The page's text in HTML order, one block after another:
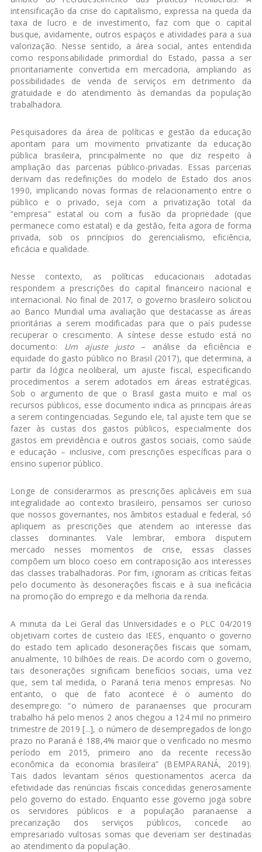
intensificação da crise do capitalismo, expressa na queda da
taxa de lucro e de investimento, faz com que o capital
busque, avidamente, outros espaços e atividades para a sua
valorização. Nesse sentido, a área social, antes entendida
como responsabilidade primordial do Estado, passa a ser
prioritariamente convertida em mercadoria, ampliando as
possibilidades de venda de serviços em detrimento da
gratuidade e do atendimento às demandas da população
trabalhadora.
Pesquisadores da área de políticas e gestão da educação
apontam para um movimento privatizante da educação
pública brasileira, principalmente no que diz respeito à
ampliação das parcerias público-privadas. Essas parcerias
derivam das redefinições do modelo de Estado dos anos
1990, implicando novas formas de relacionamento entre o
público e o privado, seja com a privatização total da
“empresa” estatal ou com a fusão da propriedade (que
permanece como estatal) e da gestão, feita agora de forma
privada, sob os princípios do gerencialismo, eficiência,
eficácia e qualidade.
Nesse contexto, as políticas educacionais adotadas
respondem a prescrições do capital financeiro nacional e
internacional. No final de 2017, o governo brasileiro solicitou
ao Banco Mundial uma avaliação que destacasse as áreas
prioritárias a serem modificadas para que o país pudesse
recuperar o crescimento. A síntese desse estudo está no
documento:
Um ajuste justo – análise da eficiência e
equidade do gasto público no Brasil (2017), que determina, a
partir da lógica neoliberal, um ajuste fiscal, especificando
procedimentos a serem adotados em áreas estratégicas.
Sob o argumento de que o Brasil gasta muito e mal os
recursos públicos, esse documento indica as principais áreas
a serem contingenciadas. Segundo ele, tal ajuste tem que se
fazer às custas dos gastos públicos, especialmente dos
gastos em previdência e outros gastos sociais, como saúde
e educação – inclusive, com prescrições específicas para o
ensino superior público.
Longe de considerarmos as prescrições aplicáveis em sua
integralidade ao contexto brasileiro, pensamos ser curioso
que nossos governantes, nos âmbitos estadual e federal, só
apliquem as prescrições que atendem ao interesse das
classes dominantes. Vale lembrar, embora disputem
mercado nesses momentos de crise, essas classes
compõem um bloco coeso em contraposição aos interesses
das classes trabalhadoras. Por fim, ignoram as críticas feitas
pelo documento às desonerações fiscais e à sua ineficácia
na promoção do emprego e da melhoria da renda.
A minuta da Lei Geral das Universidades e o PLC 04/2019
objetivam cortes de custeio das IEES, enquanto o governo
do estado tem aplicado desonerações fiscais que somam,
anualmente, 10 bilhões de reais. De acordo com o governo,
tais desonerações significam benefícios sociais, uma vez
que, sem tal medida, o Paraná teria menos empresas. No
entanto, o que de fato acontece é o aumento do
desemprego: “o número de paranaenses que procuram
trabalho há pelo menos 2 anos chegou a 124 mil no primeiro
trimestre de 2019 [...], o número de desempregados de longo
prazo no Paraná é 188,4% maior que o verificado no mesmo
período em 2015, primeiro ano da recente recessão
econômica da economia brasileira” (BEMPARANÁ, 2019).
Tais dados levantam sérios questionamentos acerca da
efetividade das renúncias fiscais concedidas generosamente
pelo governo do estado. Enquanto esse governo joga sobre
os servidores públicos e a população paranaense a
precarização dos serviços públicos, concede ao
empresariado vultosas somas que deveriam ser destinadas
ao atendimento da população.